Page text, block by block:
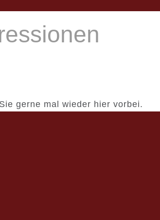
gerne mal wieder hier vorbei.